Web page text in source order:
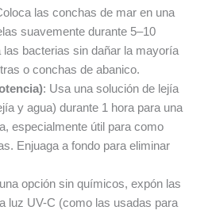
las conchas de mar en una
suavemente durante 5–10
las bacterias sin dañar la mayoría
o conchas de abanico.
: Usa una solución de lejía
y agua) durante 1 hora para una
especialmente útil para como
Enjuaga a fondo para eliminar
opción sin químicos, expón las
luz UV-C (como las usadas para